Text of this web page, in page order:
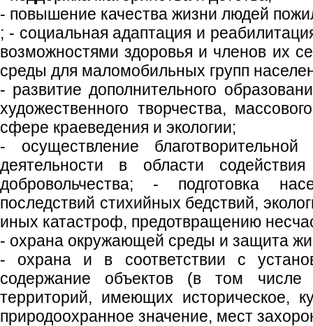
- повышение качества жизни людей
; - социальная адаптация и
возможностями здоровья и членов их
среды для маломобильных групп
- развитие дополнительного
художественного творчества,
сфере краеведения и экологии;
- осуществление
деятельности в области содействия
добровольчества; - подготовка
последствий стихийных бедствий,
иных катастроф, предотвращению
- охрана окружающей среды и защита
- охрана и в соответствии с
содержание объектов (в том числе
территорий, имеющих историческое,
природоохранное значение, мест